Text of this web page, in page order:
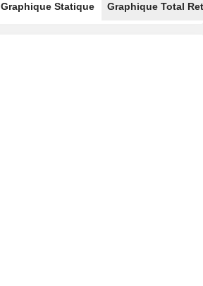
Graphique Statique Graphique Total